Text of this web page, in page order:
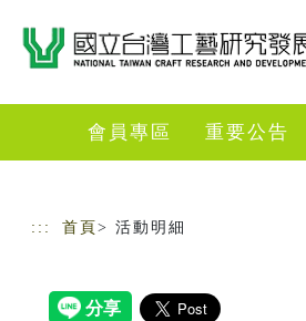
會員專區 重要公告
::: 首頁 > 活動明細